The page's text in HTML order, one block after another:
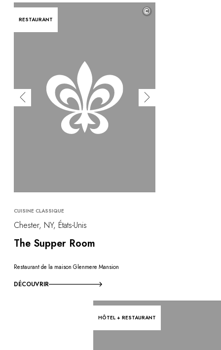
RESTAURANT
©
CUISINE CLASSIQUE
Chester, NY, États-Unis
The Supper Room
Restaurant de la maison Glenmere Mansion
DÉCOUVRIR
HÔTEL + RESTAURANT